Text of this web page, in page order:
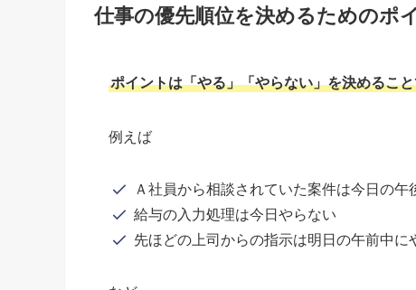
仕事の優先順位を決めるためのポ
ポイントは「やる」「やらない」を決めるこ
例えば
Ａ社員から相談されていた案件は今日の午
給与の入力処理は今日やらない
先ほどの上司からの指示は明日の午前中に